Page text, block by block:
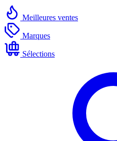
Meilleures ventes
Marques
Sélections